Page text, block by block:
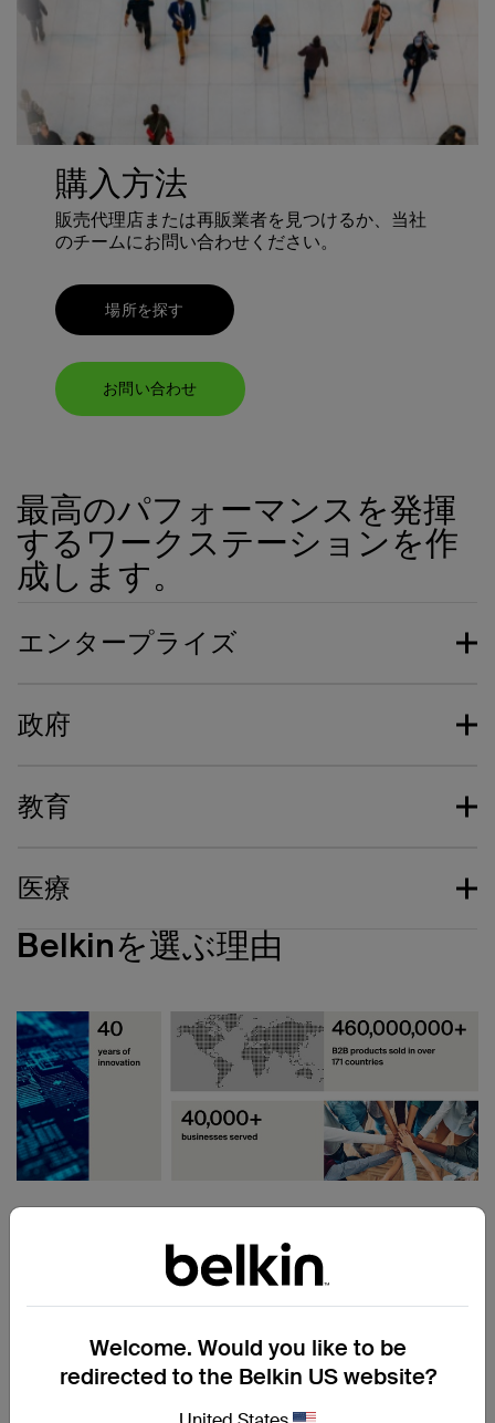
購入方法
販売代理店または再販業者を見つけるか、当社
のチームにお問い合わせください。
場所を探す
お問い合わせ
最高のパフォーマンスを発揮
するワークステーションを作
成します。
エンタープライズ
も、ドックを使用してポータブルデバイスをデス
ってのもう一つの効果的なエンジンとなります。
ョンを使用すると、オプションを、SDカードリ
ーダー、USB-Aポート、さらにはHDMI®や
DisplayPort™出力にすることができます。
政府
政府の職場環境では、セキュリティが最優先事項
な文書にアクセスできるようになり、不正なデー
タ転送が行われ、機密情報が侵害される可能性が
あります。ドッキングステーションやハブは通
教育
教育IT部門は、教授、学生、教職員、スタッフの
医療
Belkinを選ぶ理由
企業にとっての主な機能と利
クロスプラットフォームの互換性
Belkinユニバーサルドッキングステーションは、新しいバ
ージョンのMicrosoft® Windows®、Apple® macOS®、
Welcome. Would you like to be
redirected to the Belkin US website?